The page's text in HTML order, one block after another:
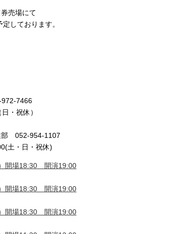
売場にて
しております。
7466
・祝休）
部 052-954-1107
土・日・祝休)
開場18:30 開演19:00
開場18:30 開演19:00
開場18:30 開演19:00